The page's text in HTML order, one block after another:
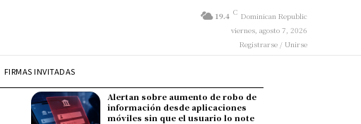
19.4 C Dominican Republic
viernes, agosto 7, 2026
Registrarse / Unirse
FIRMAS INVITADAS
Alertan sobre aumento de robo de
información desde aplicaciones
móviles sin que el usuario lo note